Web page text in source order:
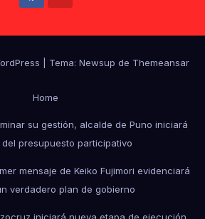
Tema: Newsup de Themeansar
Home
su gestión, alcalde de Puno iniciará
presupuesto participativo
mensaje de Keiko Fujimori evidenciará
verdadero plan de gobierno